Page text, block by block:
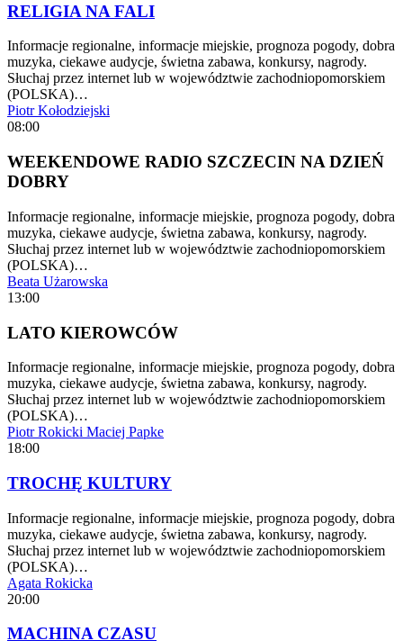
RELIGIA NA FALI
Informacje regionalne, informacje miejskie, prognoza pogody, dobra
muzyka, ciekawe audycje, świetna zabawa, konkursy, nagrody.
Słuchaj przez internet lub w województwie zachodniopomorskiem
(POLSKA)…
Piotr Kołodziejski
08:00
WEEKENDOWE RADIO SZCZECIN NA DZIEŃ
DOBRY
Informacje regionalne, informacje miejskie, prognoza pogody, dobra
muzyka, ciekawe audycje, świetna zabawa, konkursy, nagrody.
Słuchaj przez internet lub w województwie zachodniopomorskiem
(POLSKA)…
Beata Użarowska
13:00
LATO KIEROWCÓW
Informacje regionalne, informacje miejskie, prognoza pogody, dobra
muzyka, ciekawe audycje, świetna zabawa, konkursy, nagrody.
Słuchaj przez internet lub w województwie zachodniopomorskiem
(POLSKA)…
Piotr Rokicki Maciej Papke
18:00
TROCHĘ KULTURY
Informacje regionalne, informacje miejskie, prognoza pogody, dobra
muzyka, ciekawe audycje, świetna zabawa, konkursy, nagrody.
Słuchaj przez internet lub w województwie zachodniopomorskiem
(POLSKA)…
Agata Rokicka
20:00
MACHINA CZASU